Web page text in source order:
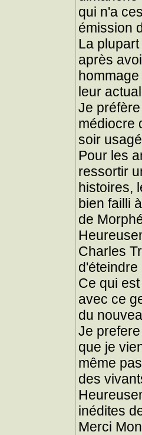
qui n'a
émission
La
après
leur
Je
médiocre
soir
Pour les
ressortir
histoires,
bien failli
de
Charles
d'éteindre
Ce qui
avec ce
du
Je
que je
même
des
inédites
Merci